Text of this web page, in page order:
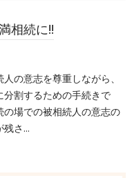
相続に!!
の意志を尊重しながら、
分割するための手続きで
場での被相続人の意志の
残さ…